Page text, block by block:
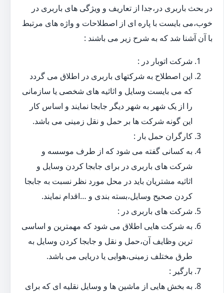
در بحث باربری در،جدا از تعاریف و ویژگی های باربری در
خوب،می بایست با پاره ای از اصطلاحات و واژه های مرتبط
با آن آشنا شد که به شرح زیر می باشند :
شرکت اتوبار در :
این اصطلاح به شرکتهای باربری در اطلاق می گردد
که می بایست وسایل و اثاثیه های شخصی یا سازمانی
را از یک شهر به شهر دیگر جابجا نمایند و اساس کار
این گونه شرکت ها بر حمل و نقل زمینی می باشد.
کارگران حمل بار :
به کسانی گفته می شود که از طرف موسسه و
شرکت های باربری در برای جابجا کردن وسایل و
اثاثیه مشتریان باید در محل مورد نظر نسبت به جابجا
کردن صحیح وسایل،بسته بندی و …اقدام نمایند.
شرکت های باربری در :
به شرکت هایی اطلاق می شود که مهمترین و اساسی
ترین وظایف آن،حمل و نقل و جابجا کردن وسایل به
طرق مختلف زمینی،هوایی یا دریایی می باشد.
بارگیر :
به بخش هایی از ماشین ها و وسایل نقلیه ای که برای